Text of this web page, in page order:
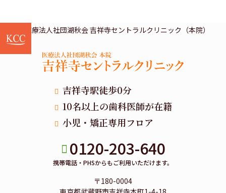
吉祥寺駅徒歩0分
10名以上の歯科医師が在籍
小児・矯正専用フロア
0120-203-640
携帯電話・PHSからもご利用いただけます。
〒180-0004